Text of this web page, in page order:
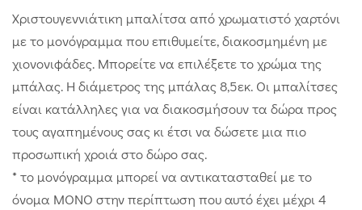
Χριστουγεννιάτικη μπαλίτσα από χρωματιστό χαρτόνι
με το μονόγραμμα που επιθυμείτε, διακοσμημένη με
χιονονιφάδες. Μπορείτε να επιλέξετε το χρώμα της
μπάλας. Η διάμετρος της μπάλας 8,5εκ. Οι μπαλίτσες
είναι κατάλληλες για να διακοσμήσουν τα δώρα προς
τους αγαπημένους σας κι έτσι να δώσετε μια πιο
προσωπική χροιά στο δώρο σας.
* το μονόγραμμα μπορεί να αντικατασταθεί με το
όνομα ΜΟΝΟ στην περίπτωση που αυτό έχει μέχρι 4